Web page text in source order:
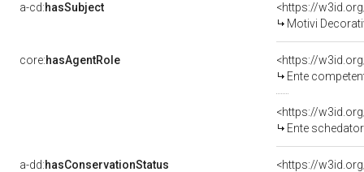
a-cd:hasSubject
<https://
Motivi
core:hasAgentRole
<https://
Ente competente per
<https://
Ente schedatore
a-dd:hasConservationStatus
<https://